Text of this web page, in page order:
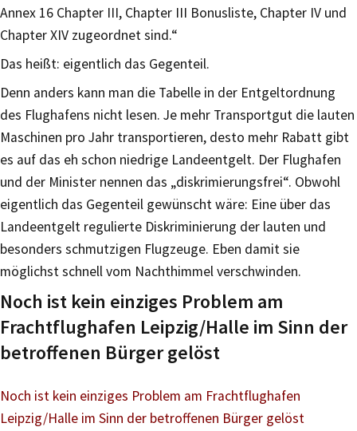
Annex 16 Chapter III, Chapter III Bonusliste, Chapter IV und
Chapter XIV zugeordnet sind.“
Das heißt: eigentlich das Gegenteil.
Denn anders kann man die Tabelle in der Entgeltordnung
des Flughafens nicht lesen. Je mehr Transportgut die lauten
Maschinen pro Jahr transportieren, desto mehr Rabatt gibt
es auf das eh schon niedrige Landeentgelt. Der Flughafen
und der Minister nennen das „diskrimierungsfrei“. Obwohl
eigentlich das Gegenteil gewünscht wäre: Eine über das
Landeentgelt regulierte Diskriminierung der lauten und
besonders schmutzigen Flugzeuge. Eben damit sie
möglichst schnell vom Nachthimmel verschwinden.
Noch ist kein einziges Problem am
Frachtflughafen Leipzig/Halle im Sinn der
betroffenen Bürger gelöst
Noch ist kein einziges Problem am Frachtflughafen
Leipzig/Halle im Sinn der betroffenen Bürger gelöst